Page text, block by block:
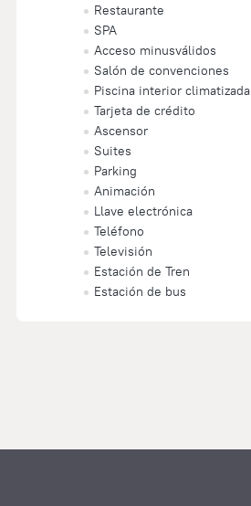
Restaurante
SPA
Acceso minusválidos
Salón de convenciones
Piscina interior climatizada
Tarjeta de crédito
Ascensor
Suites
Parking
Animación
Llave electrónica
Teléfono
Televisión
Estación de Tren
Estación de bus